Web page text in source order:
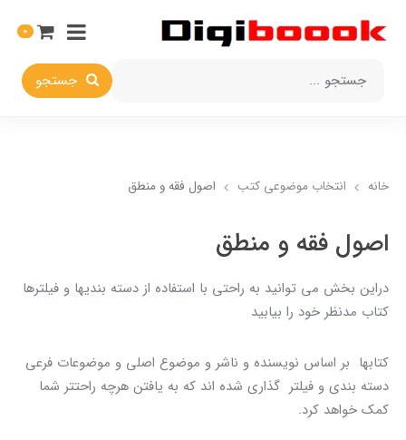
جستجو
0
خانه انتخاب​ موضوعي​ کتب اصول فقه و منطق
اصول فقه و منطق
دراين بخش مي توانيد به راحتي با استفاده از دسته بنديها و فيلترها
کتاب مدنظر خود را بيابيد
کتابها بر اساس نويسنده و ناشر و موضوع اصلي و موضوعات فرعي
دسته بندي و فيلتر گذاري شده اند که به يافتن هرچه راحتتر شما
کمک خواهد کرد.